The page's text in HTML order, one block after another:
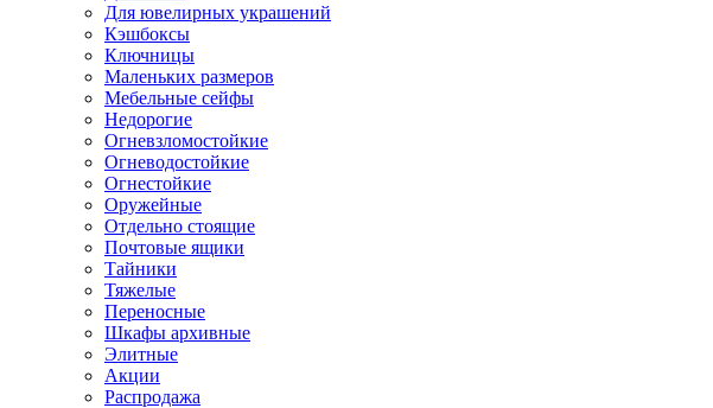
Для ювелирных украшений
Кэшбоксы
Ключницы
Маленьких размеров
Мебельные сейфы
Недорогие
Огневзломостойкие
Огневодостойкие
Огнестойкие
Оружейные
Отдельно стоящие
Почтовые ящики
Тайники
Тяжелые
Переносные
Шкафы архивные
Элитные
Акции
Распродажа